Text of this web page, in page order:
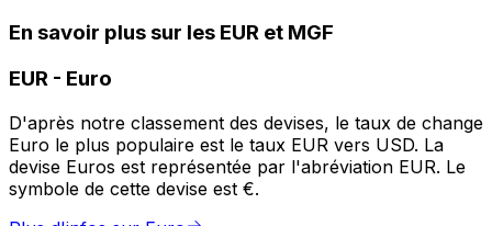
En savoir plus sur les EUR et MGF
EUR - Euro
D'après notre classement des devises, le taux de change
Euro le plus populaire est le taux EUR vers USD. La
devise Euros est représentée par l'abréviation EUR. Le
symbole de cette devise est €.